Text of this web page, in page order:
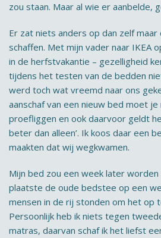
zou staan. Maar al wie er aanbelde,
Er zat niets anders op dan zelf maar
schaffen. Met mijn vader naar IKEA
in de herfstvakantie – gezelligheid
tijdens het testen van de bedden
werd toch wat vreemd naar ons
aanschaf van een nieuw bed moet
proefliggen en ook daarvoor geldt
beter dan alleen’. Ik koos daar een
maakten dat wij wegkwamen.
Mijn bed zou een week later
plaatste de oude bedstee op een
mensen in de rij stonden om het op
Persoonlijk heb ik niets tegen
matras, daarvan schaf ik het liefst